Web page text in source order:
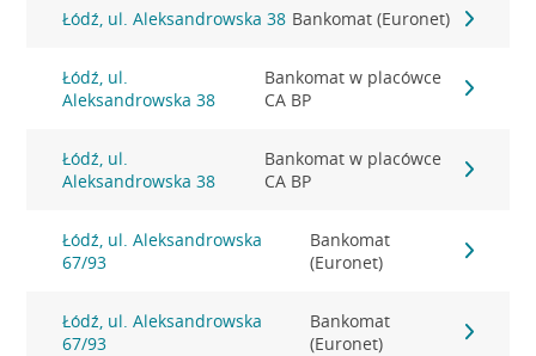
Łódź, ul. Aleksandrowska 38 Bankomat (Euronet)
Łódź, ul.
Aleksandrowska 38
Bankomat w placówce
CA BP
Łódź, ul.
Aleksandrowska 38
Bankomat w placówce
CA BP
Łódź, ul. Aleksandrowska
67/93
Bankomat
(Euronet)
Łódź, ul. Aleksandrowska
67/93
Bankomat
(Euronet)